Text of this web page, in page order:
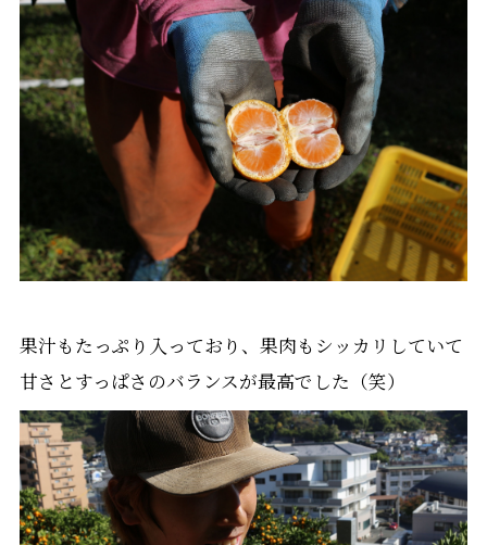
果汁もたっぷり入っており、果肉もシッカリしていて
甘さとすっぱさのバランスが最高でした（笑）